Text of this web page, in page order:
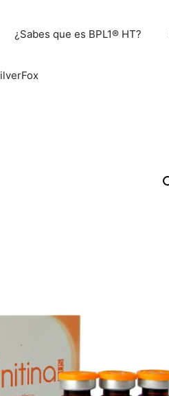
¿Sabes que es BPL1® HT?